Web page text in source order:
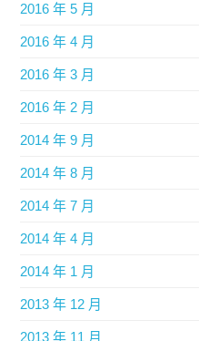
2016 年 5 月
2016 年 4 月
2016 年 3 月
2016 年 2 月
2014 年 9 月
2014 年 8 月
2014 年 7 月
2014 年 4 月
2014 年 1 月
2013 年 12 月
2013 年 11 月